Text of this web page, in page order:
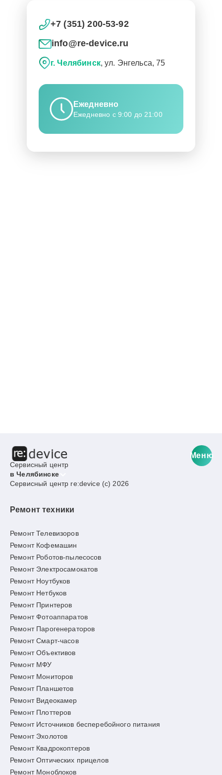
+7 (351) 200-53-92
info@re-device.ru
г. Челябинск, ул. Энгельса, 75
Ежедневно
Ежедневно с 9:00 до 21:00
Сервисный центр
в Челябинске
Меню
Сервисный центр re:device (c) 2026
Ремонт техники
Ремонт Телевизоров
Ремонт Кофемашин
Ремонт Роботов-пылесосов
Ремонт Электросамокатов
Ремонт Ноутбуков
Ремонт Нетбуков
Ремонт Принтеров
Ремонт Фотоаппаратов
Ремонт Парогенераторов
Ремонт Смарт-часов
Ремонт Объективов
Ремонт МФУ
Ремонт Мониторов
Ремонт Планшетов
Ремонт Видеокамер
Ремонт Плоттеров
Ремонт Источников бесперебойного питания
Ремонт Эхолотов
Ремонт Квадрокоптеров
Ремонт Оптических прицелов
Ремонт Моноблоков